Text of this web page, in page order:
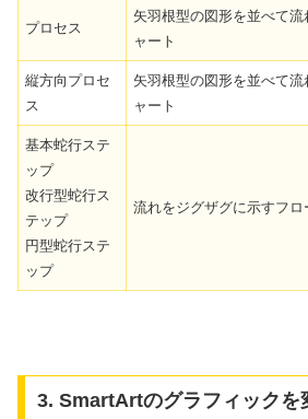
プロセス
矢羽根型の図形を並べて
ャート
縦方向プロセ
ス
矢羽根型の図形を並べて
ャート
基本蛇行ステ
ップ
改行型蛇行ス
テップ
円型蛇行ステ
ップ
流れをジグザグに示すフロ
3. SmartArtのグラフィックを